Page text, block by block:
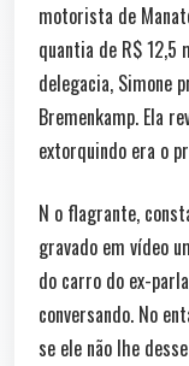
motorista de
quantia de R$ 12,5
delegacia, Simone
Bremenkamp. Ela
extorquindo era o
N o flagrante,
gravado em vídeo
do carro do ex-
conversando. No
se ele não lhe